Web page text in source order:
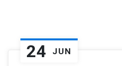
24 JUN